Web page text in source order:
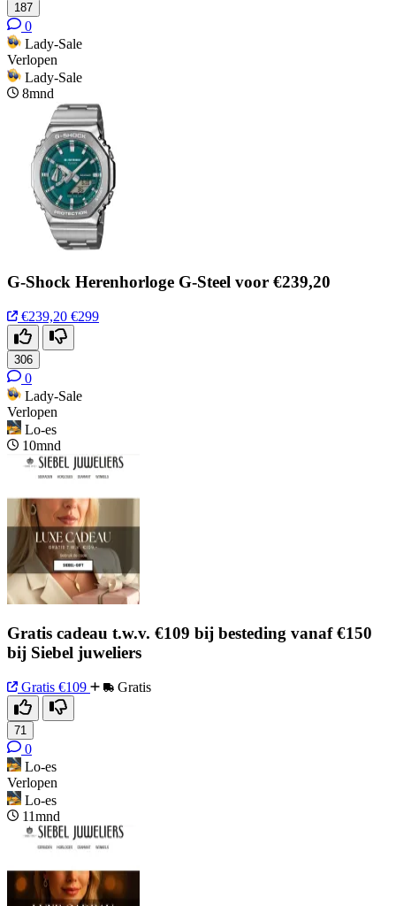
187
0
Lady-Sale
Verlopen
Lady-Sale
8mnd
G-Shock Herenhorloge G-Steel voor €239,20
€239,20 €299
306
0
Lady-Sale
Verlopen
Lo-es
10mnd
Gratis cadeau t.w.v. €109 bij besteding vanaf €150
bij Siebel juweliers
Gratis €109 Gratis
71
0
Lo-es
Verlopen
Lo-es
11mnd